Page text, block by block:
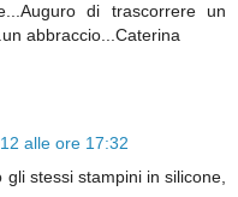
di trascorrere un
abbraccio...Caterina
alle ore 17:32
stessi stampini in silicone,